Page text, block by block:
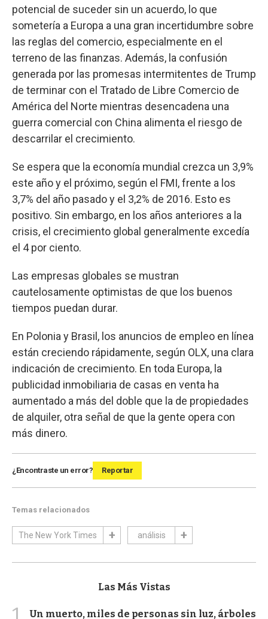
potencial de suceder sin un acuerdo, lo que
sometería a Europa a una gran incertidumbre sobre
las reglas del comercio, especialmente en el
terreno de las finanzas. Además, la confusión
generada por las promesas intermitentes de Trump
de terminar con el Tratado de Libre Comercio de
América del Norte mientras desencadena una
guerra comercial con China alimenta el riesgo de
descarrilar el crecimiento.
Se espera que la economía mundial crezca un 3,9%
este año y el próximo, según el FMI, frente a los
3,7% del año pasado y el 3,2% de 2016. Esto es
positivo. Sin embargo, en los años anteriores a la
crisis, el crecimiento global generalmente excedía
el 4 por ciento.
Las empresas globales se mustran
cautelosamente optimistas de que los buenos
tiempos puedan durar.
En Polonia y Brasil, los anuncios de empleo en línea
están creciendo rápidamente, según OLX, una clara
indicación de crecimiento. En toda Europa, la
publicidad inmobiliaria de casas en venta ha
aumentado a más del doble que la de propiedades
de alquiler, otra señal de que la gente opera con
más dinero.
¿Encontraste un error? Reportar
Temas relacionados
The New York Times análisis
Las Más Vistas
Un muerto, miles de personas sin luz, árboles